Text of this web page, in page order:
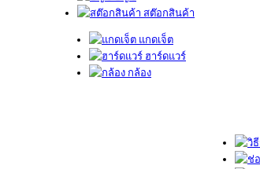
สต๊อกสินค้า
แกดเจ็ต
ฮาร์ดแวร์
กล้อง